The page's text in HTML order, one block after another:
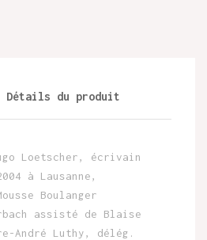
Détails du produit
Loetscher, écrivain
à Lausanne,
Boulanger
assisté de Blaise
André Luthy, délég.